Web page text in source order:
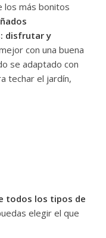
los más bonitos
disfrutar y
con una buena
se adaptado con
techar el jardín,
todos los tipos de
elegir el que